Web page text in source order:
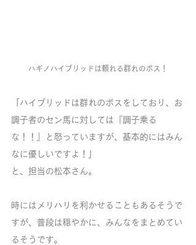
ハギノハイブリッドは頼れる群れのボス！
「ハイブリッドは群れのボスをしており、お
調子者のセン馬に対しては『調子乗る
な！！』と怒っていますが、基本的にはみん
なに優しいですよ！」
と、担当の松本さん。
時にはメリハリを利かせることもあるそうで
すが、普段は穏やかに、みんなをまとめてい
るそうです。